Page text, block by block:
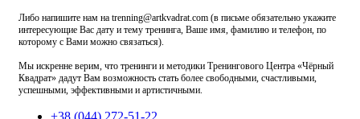
Либо напишите нам на trenning@artkvadrat.com (в письме обязательно укажите
интересующие Вас дату и тему тренинга, Ваше имя, фамилию и телефон, по
которому с Вами можно связаться).
Мы искренне верим, что тренинги и методики Тренингового Центра «Чёрный
Квадрат» дадут Вам возможность стать более свободными, счастливыми,
успешными, эффективными и артистичными.
+38 (044) 272-51-22